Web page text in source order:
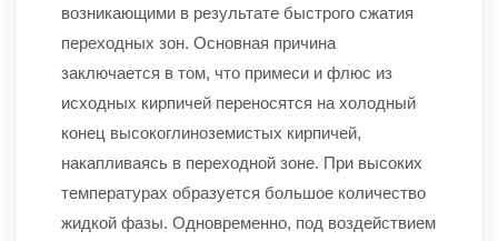
возникающими в результате быстрого сжатия
переходных зон. Основная причина
заключается в том, что примеси и флюс из
исходных кирпичей переносятся на холодный
конец высокоглиноземистых кирпичей,
накапливаясь в переходной зоне. При высоких
температурах образуется большое количество
жидкой фазы. Одновременно, под воздействием